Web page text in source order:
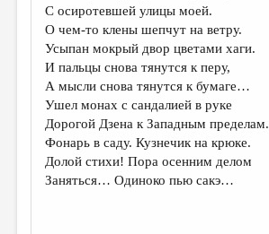
КУЛЬТУРОВЕДЕНИЕ
ПУБЛИЦИСТИКА
РЕЦЕНЗИРОВАНИЕ
ЦИКЛЫ ПУБЛИКАЦИЙ
ТРЕДИАКОВСКИЙ
МЕДИА
С осиротевшей улицы моей.
О чем-то клены шепчут на ветру.
Усыпан мокрый двор цветами хаги.
И пальцы снова тянутся к перу,
А мысли снова тянутся к бумаге…
Ушел монах с сандалией в руке
Дорогой Дзена к Западным пределам.
Фонарь в саду. Кузнечик на крюке.
Долой стихи! Пора осенним делом
Заняться… Одиноко пью сакэ…